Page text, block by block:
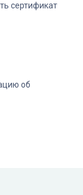
сертификат
об